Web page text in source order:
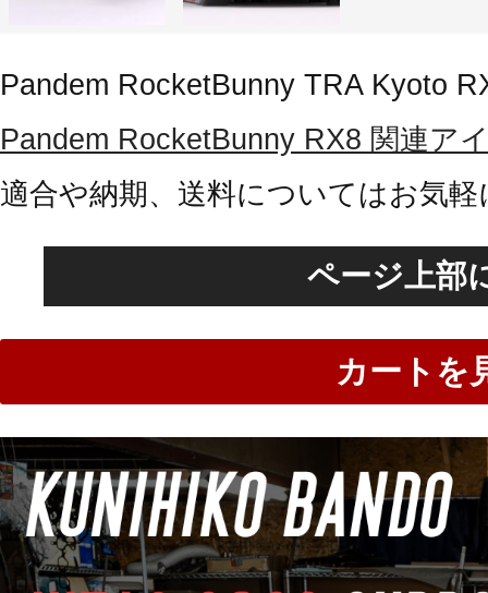
Pandem RocketBunny TRA Kyoto
Pandem RocketBunny RX8 関連ア
適合や納期、送料についてはお気
ページ上部
カートを